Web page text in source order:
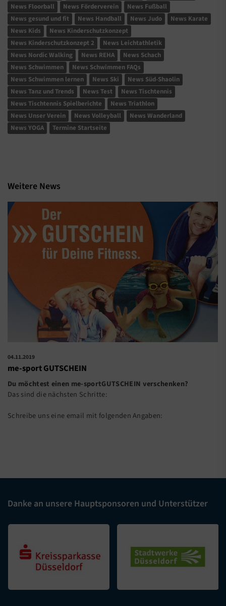
News Floorball News Förderverein
News Fußball
News gesund und fit
News Handball News Judo
News Karate
News Kids
News Kinderschutzkonzept
News Kinderschutzkonzept 2
News Leichtathletik
News Nordic Walking
News REHA
News Schach
News Schwimmen
News Schwimmen FAQs
News Schwimmen lernen
News Ski
News Süd-Shaolin
News Tanz und Trends
News Test
News Tischtennis
News Tischtennis Spielberichte
News Triathlon
News Unser Verein
News Volleyball
News Wanderland
News YOGA
Termine Startseite
Weitere News
04.11.2019
me-sport GUTSCHEIN
Du möchtest einen me-sportGUTSCHEIN verschenken?
Das sind die nächsten Schritte:
Schreibe uns eine email mit folgenden Angaben:
Danke an unsere Hauptsponsoren und Unterstützer